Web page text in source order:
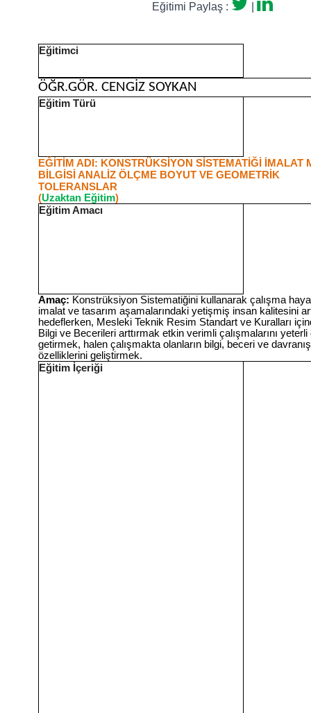
Eğitimi Paylaş :
Eğitimci
ÖĞR.GÖR. CENGİZ SOYKAN
Eğitim Türü
EĞİTİM ADI: KONSTRÜKSİYON SİSTEMATİĞİ İMALAT
BİLGİSİ ANALİZ ÖLÇME BOYUT VE GEOMETRİK
(Uzaktan Eğitim)
Eğitim Amacı
Amaç: Konstrüksiyon Sistematiğini kullanarak çalışma
imalat ve tasarım aşamalarındaki yetişmiş insan kalitesini
hedeflerken, Mesleki Teknik Resim Standart ve Kuralları
Bilgi ve Becerileri arttırmak etkin verimli çalışmalarını
getirmek, halen çalışmakta olanların bilgi, beceri ve
özelliklerini geliştirmek.
Eğitim İçeriği